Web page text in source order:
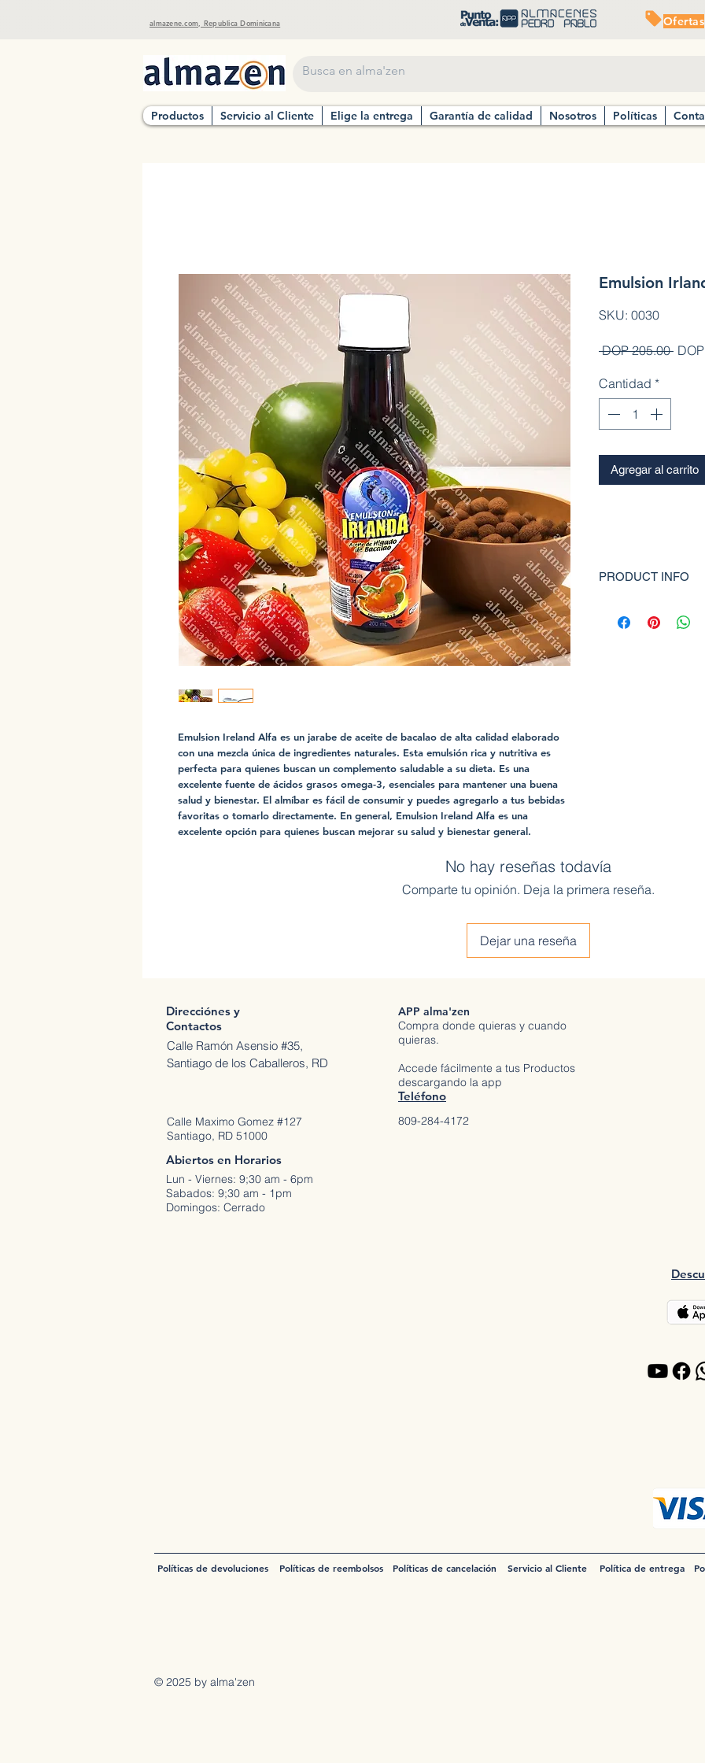
almazene.com, Republica Dominicana Ofertas
Productos Servicio al Cliente Elige la entrega Garantía de calidad Nosotros Políticas
Emulsion Ireland Alfa es un jarabe de aceite de bacalao de alta calidad elaborado
con una mezcla única de ingredientes naturales. Esta emulsión rica y nutritiva es
perfecta para quienes buscan un complemento saludable a su dieta. Es una
excelente fuente de ácidos grasos omega-3, esenciales para mantener una buena
salud y bienestar. El almíbar es fácil de consumir y puedes agregarlo a tus bebidas
favoritas o tomarlo directamente. En general, Emulsion Ireland Alfa es una
excelente opción para quienes buscan mejorar su salud y bienestar general.
Emulsion
SKU: 0030
DOP 205.00 Precio
Cantidad *
Agregar al carrito
PRODUCT INFO
alta calidad
No hay reseñas todavía
Comparte tu opinión. Deja la primera reseña.
Dejar una reseña
Direcciónes y
Contactos
Calle Ramón Asensio #35,
Santiago de los Caballeros, RD
APP alma'zen
Compra donde quieras y cuando
quieras.
Accede fácilmente a tus Productos
descargando la app
Calle Maximo Gomez #127
Santiago, RD 51000
Abiertos en Horarios
Lun - Viernes: 9;30 am - 6pm
Sabados: 9;30 am - 1pm
Domingos: Cerrado
Políticas de devoluciones Políticas de reembolsos Políticas de cancelación Servicio al Cliente Política de entrega
© 2025 by alma'zen
Teléfono
809-284-4172